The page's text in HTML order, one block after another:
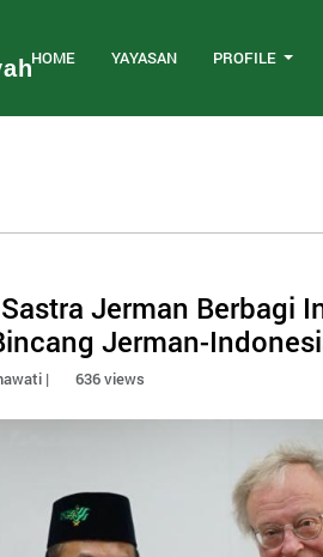
HOME YAYASAN PROFILE
Jerman Berbagi
Jerman-
| 636 views